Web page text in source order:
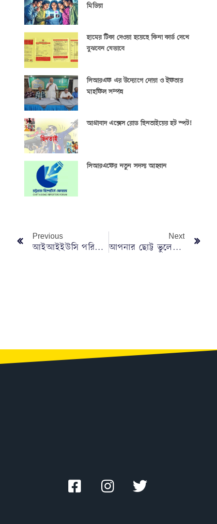
মিডিয়া
হামের টিকা দেওয়া হয়েছে কিনা কার্ড দেখে
বুঝবেন যেভাবে
সিআরএফ এর উদ্যোগে দোয়া ও ইফতার
মাহফিল সম্পন্ন
আগ্রাবাদ এক্সেস রোড ছিনতাইয়ের হট স্পট!
সিআরএফের নতুন সদস্য আহ্বান
Previous
আইআইইউসি পরিদর্শন করলেন আরব আমিরাতের ২ কূটনীতিক
Next
আপনার ছোট্ট ভুলেই কমতে পারে বাইকের মাইলেজ